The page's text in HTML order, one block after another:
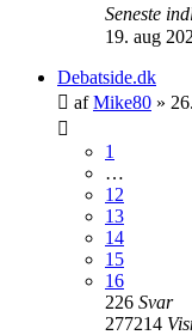
Seneste
19. aug
Debatside.dk
afMike80 »
1
…
12
13
14
15
16
226 Svar
277214